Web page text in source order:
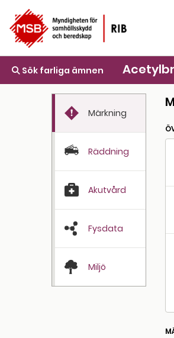
Sök farliga ämnen
Märkning
Räddning
Akutvård
Fysdata
Miljö